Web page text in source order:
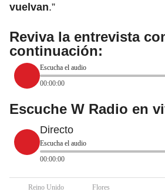
vuelvan.”
Reviva la entrevista
continuación:
Escucha el audio
00:00:00
Escuche W Radio en
Directo
Escucha el audio
00:00:00
Reino Unido Flores